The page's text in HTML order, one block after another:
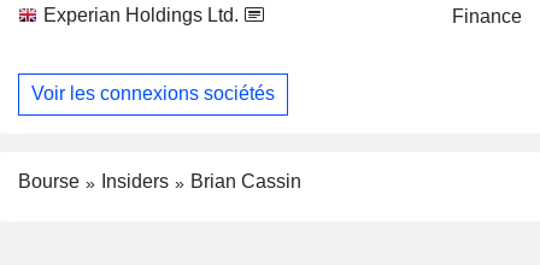
Experian Holdings Ltd.
Finance
Voir les connexions sociétés
Bourse Insiders Brian Cassin